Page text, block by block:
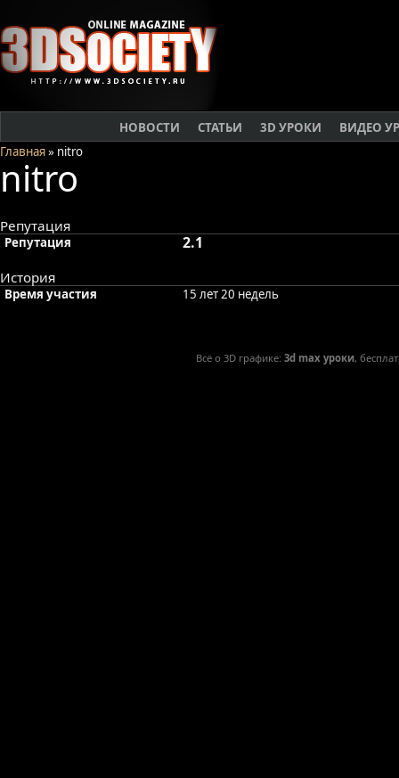
НОВОСТИ СТАТЬИ 3D УРОКИ
ВИДЕО
Главная» nitro
nitro
Репутация
Репутация 2.1
История
Время участия 15 лет 20 недель
Всё о 3D графике:3d max уроки,